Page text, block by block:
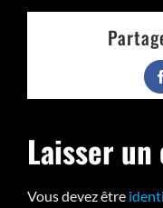
Laisser
Vous devez être